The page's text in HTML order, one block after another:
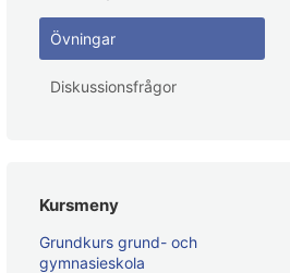
Övningar
Diskussionsfrågor
Kursmeny
Grundkurs grund- och
gymnasieskola